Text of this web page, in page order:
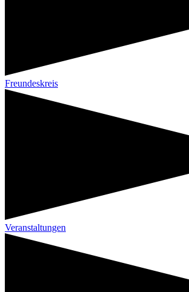
Freundeskreis
Veranstaltungen